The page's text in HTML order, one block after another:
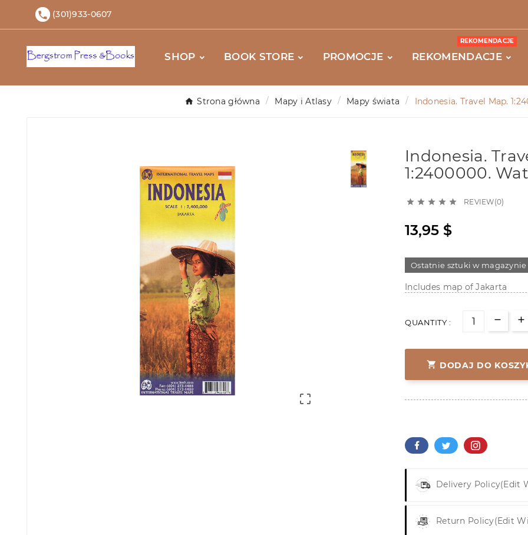
 (301)933-0607
SHOP BOOK STORE PROMOCJE REKOMENDACJE
REKOMENDACJE
Strona główna Mapy i Atlasy Mapy świata Indonesia. Travel Map.

Indonesia.
1:2400000.
     REVIEW(0)
13,95 $
Ostatnie sztuki w magazynie
Includes map of Jakarta
QUANTITY :
 DODAJ DO
Delivery Policy(edit
Return Policy(edit